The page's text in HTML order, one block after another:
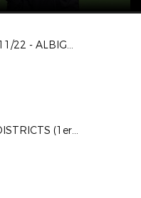
AG DLR du 19/11/22 - ALBIGNY SUR SAONE
COUPE INTERDISTRICTS (1ere phase)